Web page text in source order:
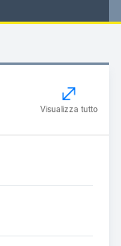
Visualizza tutto